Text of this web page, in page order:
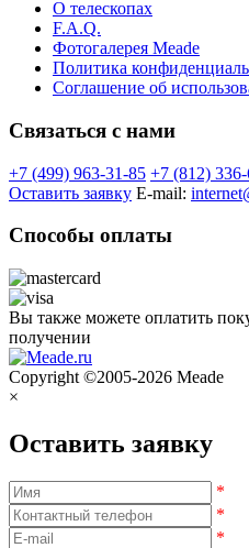
О телескопах
F.A.Q.
Фотогалерея Meade
Политика
Соглашение об
Связаться с нами
+7 (499) 963-31-85 +7 (812)
Оставить заявку E-mail:
Способы оплаты
Вы также можете оплатить
получении
Copyright ©2005-2026 Meade
×
Оставить заявку
*
*
*